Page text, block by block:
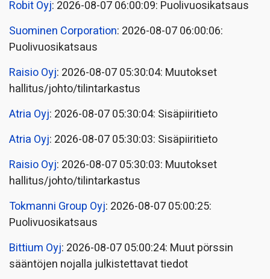
Robit Oyj: 2026-08-07 06:00:09: Puolivuosikatsaus
Suominen Corporation: 2026-08-07 06:00:06:
Puolivuosikatsaus
Raisio Oyj: 2026-08-07 05:30:04: Muutokset
hallitus/johto/tilintarkastus
Atria Oyj: 2026-08-07 05:30:04: Sisäpiiritieto
Atria Oyj: 2026-08-07 05:30:03: Sisäpiiritieto
Raisio Oyj: 2026-08-07 05:30:03: Muutokset
hallitus/johto/tilintarkastus
Tokmanni Group Oyj: 2026-08-07 05:00:25:
Puolivuosikatsaus
Bittium Oyj: 2026-08-07 05:00:24: Muut pörssin
sääntöjen nojalla julkistettavat tiedot